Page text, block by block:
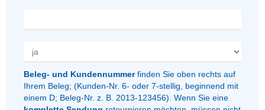
Beleg- und Kundennummerfinden Sie oben rechts auf
Ihrem Beleg; (Kunden-Nr. 6- oder 7-stellig, beginnend mit
einem D; Beleg-Nr. z. B. 2013-123456). Wenn Sie eine